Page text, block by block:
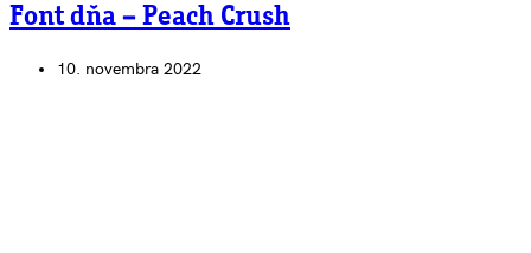
Font dňa – Peach Crush
10. novembra 2022